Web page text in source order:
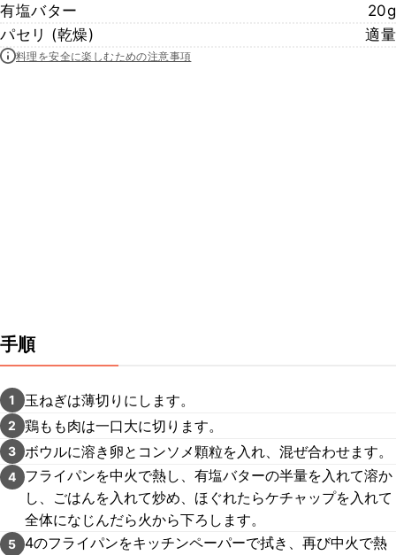
有塩バター
20g
パセリ (乾燥)
適量
料理を安全に楽しむための注意事項
手順
1 玉ねぎは薄切りにします。
2 鶏もも肉は一口大に切ります。
3 ボウルに溶き卵とコンソメ顆粒を入れ、混ぜ合わせます。
4
フライパンを中火で熱し、有塩バターの半量を入れて溶か
し、ごはんを入れて炒め、ほぐれたらケチャップを入れて
全体になじんだら火から下ろします。
5
4のフライパンをキッチンペーパーで拭き、再び中火で熱